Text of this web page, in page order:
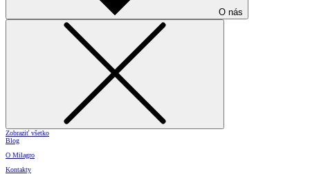
O nás
Zobraziť všetko
Blog
O Milagro
Kontakty